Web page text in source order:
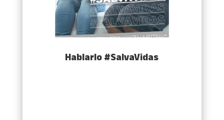
Hablarlo #SalvaVidas